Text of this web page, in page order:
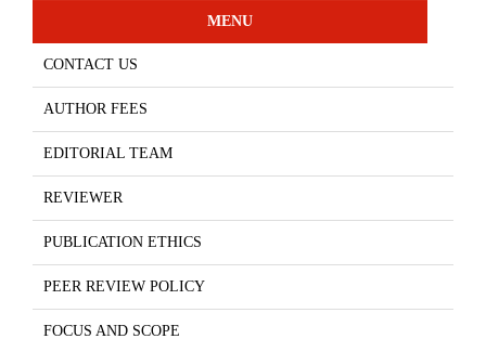
MENU
CONTACT US
AUTHOR FEES
EDITORIAL TEAM
REVIEWER
PUBLICATION ETHICS
PEER REVIEW POLICY
FOCUS AND SCOPE